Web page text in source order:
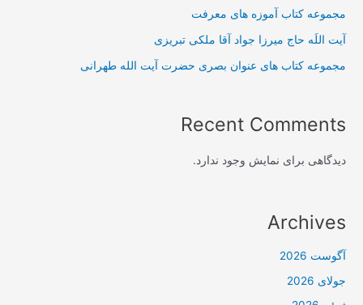
مجموعه کتاب آموزه های معرفت
آیت اللَه حاج میرزا جواد آقا ملکی تبریزی
مجموعه کتاب های عنوان بصری حضرت آیت الله طهرانی
Recent Comments
دیدگاهی برای نمایش وجود ندارد.
Archives
آگوست 2026
جولای 2026